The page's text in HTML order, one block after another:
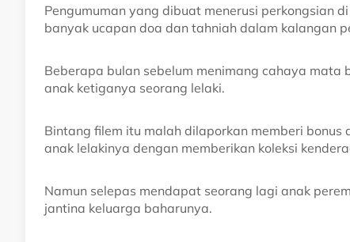
Pengumuman yang dibuat menerusi perkongsian
banyak ucapan doa dan tahniah dalam kalangan
Beberapa bulan sebelum menimang cahaya
anak ketiganya seorang lelaki.
Bintang filem itu malah dilaporkan memberi bonus
anak lelakinya dengan memberikan koleksi
Namun selepas mendapat seorang lagi anak
jantina keluarga baharunya.